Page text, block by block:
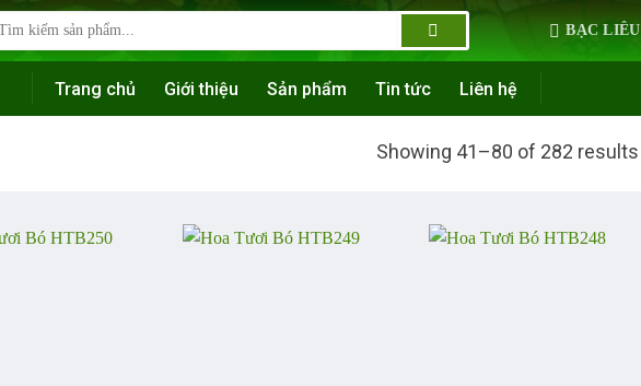
BẠC LIÊU
Trang chủ Giới thiệu Sản phẩm Tin tức Liên hệ
Showing 41–80 of 282 results